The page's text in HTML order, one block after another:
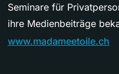
Seminare für
ihre Medienbeiträge
www.madameetoile.ch